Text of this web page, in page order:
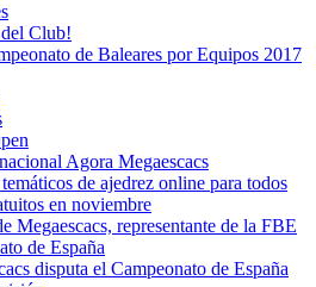
Club!
de Baleares por Equipos 2017
Agora Megaescacs
de ajedrez online para todos
en noviembre
Megaescacs, representante de la FBE
de España
disputa el Campeonato de España